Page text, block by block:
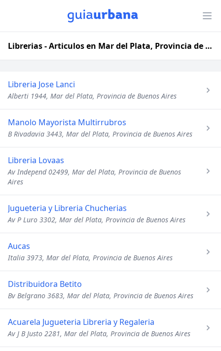
Librerias - Articulos en Mar del Plata, Provincia de Buenos Aires
Libreria Jose Lanci
Alberti 1944, Mar del Plata, Provincia de Buenos Aires
Manolo Mayorista Multirrubros
B Rivadavia 3443, Mar del Plata, Provincia de Buenos Aires
Libreria Lovaas
Av Independ 02499, Mar del Plata, Provincia de Buenos
Aires
Jugueteria y Libreria Chucherias
Av P Luro 3302, Mar del Plata, Provincia de Buenos Aires
Aucas
Italia 3973, Mar del Plata, Provincia de Buenos Aires
Distribuidora Betito
Bv Belgrano 3683, Mar del Plata, Provincia de Buenos Aires
Acuarela Jugueteria Libreria y Regaleria
Av J B Justo 2281, Mar del Plata, Provincia de Buenos Aires